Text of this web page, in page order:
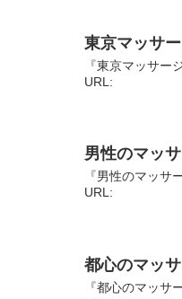
東京マッサ
『東京マッサー
URL:
男性のマッ
『男性のマッサ
URL:
都心のマッ
『都心のマッサ